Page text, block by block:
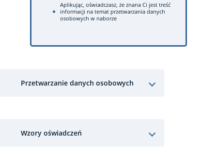
Aplikując, oświadczasz, że znana Ci jest treść
informacji na temat przetwarzania danych
osobowych w naborze
Przetwarzanie danych osobowych
Wzory oświadczeń